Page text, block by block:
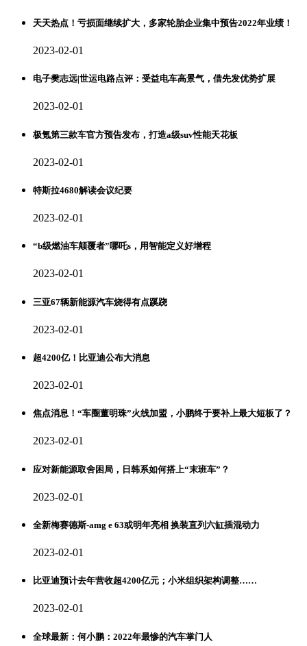
天天热点！亏损面继续扩大，多家轮胎企业集中预告2022年业绩！
2023-02-01
电子樊志远|世运电路点评：受益电车高景气，借先发优势扩展
2023-02-01
极氪第三款车官方预告发布，打造a级suv性能天花板
2023-02-01
特斯拉4680解读会议纪要
2023-02-01
“b级燃油车颠覆者”哪吒s，用智能定义好增程
2023-02-01
三亚67辆新能源汽车烧得有点蹊跷
2023-02-01
超4200亿！比亚迪公布大消息
2023-02-01
焦点消息！“车圈董明珠”火线加盟，小鹏终于要补上最大短板了？
2023-02-01
应对新能源取舍困局，日韩系如何搭上“末班车”？
2023-02-01
全新梅赛德斯-amg e 63或明年亮相 换装直列六缸插混动力
2023-02-01
比亚迪预计去年营收超4200亿元；小米组织架构调整……
2023-02-01
全球最新：何小鹏：2022年最惨的汽车掌门人